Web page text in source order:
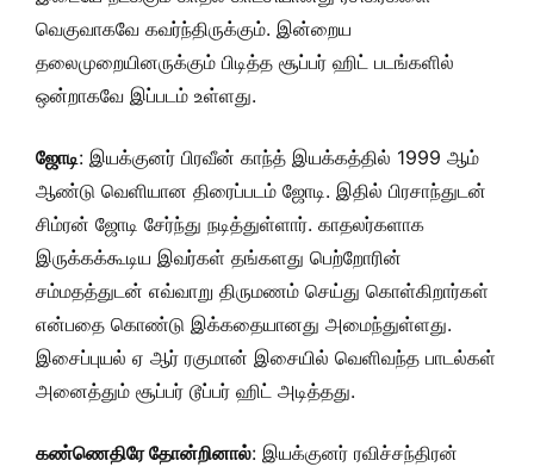
வெகுவாகவே கவர்ந்திருக்கும். இன்றைய
தலைமுறையினருக்கும் பிடித்த சூப்பர் ஹிட் படங்களில்
ஒன்றாகவே இப்படம் உள்ளது.
ஜோடி: இயக்குனர் பிரவீன் காந்த் இயக்கத்தில் 1999 ஆம்
ஆண்டு வெளியான திரைப்படம் ஜோடி. இதில் பிரசாந்துடன்
சிம்ரன் ஜோடி சேர்ந்து நடித்துள்ளார். காதலர்களாக
இருக்கக்கூடிய இவர்கள் தங்களது பெற்றோரின்
சம்மதத்துடன் எவ்வாறு திருமணம் செய்து கொள்கிறார்கள்
என்பதை கொண்டு இக்கதையானது அமைந்துள்ளது.
இசைப்புயல் ஏ ஆர் ரகுமான் இசையில் வெளிவந்த பாடல்கள்
அனைத்தும் சூப்பர் டூப்பர் ஹிட் அடித்தது.
கண்ணெதிரே தோன்றினால்: இயக்குனர் ரவிச்சந்திரன்